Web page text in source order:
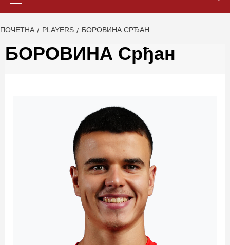
ПОЧЕТНА PLAYERS БОРОВИНА СРЂАН
БОРОВИНА Срђан